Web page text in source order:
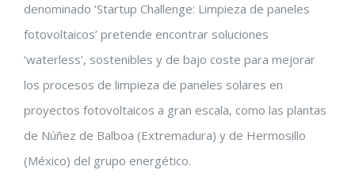
denominado ‘Startup Challenge: Limpieza de paneles
fotovoltaicos’ pretende encontrar soluciones
‘waterless’, sostenibles y de bajo coste para mejorar
los procesos de limpieza de paneles solares en
proyectos fotovoltaicos a gran escala, como las plantas
de Núñez de Balboa (Extremadura) y de Hermosillo
(México) del grupo energético.